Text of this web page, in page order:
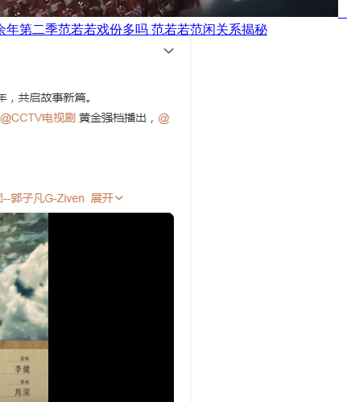
年第二季范若若戏份多吗 范若若范闲关系揭秘